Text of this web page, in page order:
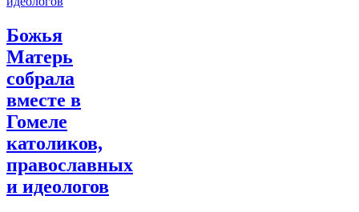
Божья
Матерь
собрала
вместе в
Гомеле
католиков,
православных
и идеологов